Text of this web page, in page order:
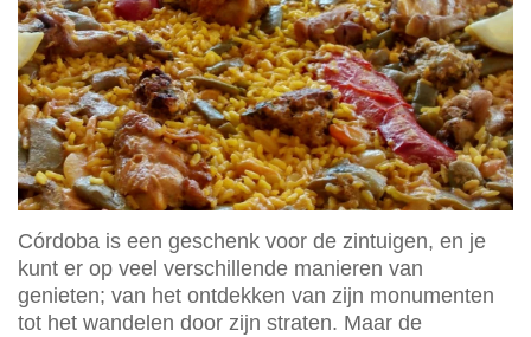
Córdoba is een geschenk voor de zintuigen, en je
kunt er op veel verschillende manieren van
genieten; van het ontdekken van zijn monumenten
tot het wandelen door zijn straten. Maar de